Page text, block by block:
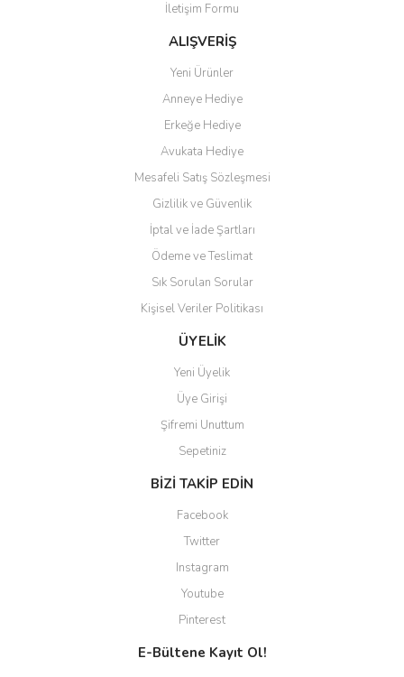
İletişim Formu
ALIŞVERİŞ
Yeni Ürünler
Anneye Hediye
Erkeğe Hediye
Avukata Hediye
Mesafeli Satış Sözleşmesi
Gizlilik ve Güvenlik
İptal ve İade Şartları
Ödeme ve Teslimat
Sık Sorulan Sorular
Kişisel Veriler Politikası
ÜYELİK
Yeni Üyelik
Üye Girişi
Şifremi Unuttum
Sepetiniz
BİZİ TAKİP EDİN
Facebook
Twitter
Instagram
Youtube
Pinterest
E-Bültene Kayıt Ol!